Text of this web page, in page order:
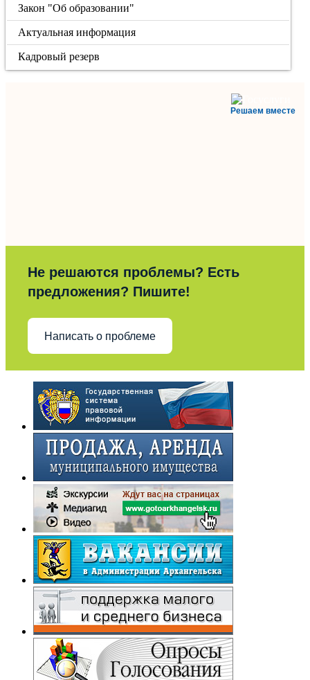
Закон "Об образовании"
Актуальная информация
Кадровый резерв
Решаем вместе
Не решаются проблемы? Есть
предложения? Пишите!
Написать о проблеме